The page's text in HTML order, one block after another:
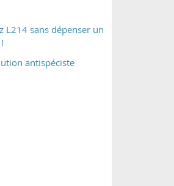
L214 sans dépenser un
antispéciste